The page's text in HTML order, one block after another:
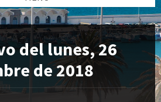
del lunes, 26
de 2018